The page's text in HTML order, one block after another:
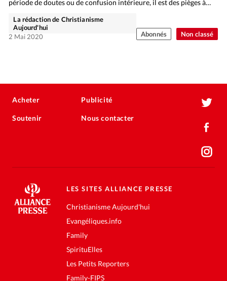
Non classé
période de doutes ou de confusion intérieure, il est des pièges à…
La rédaction de Christianisme
Aujourd'hui
2 Mai 2020
Abonnés
Acheter
Soutenir
Publicité
Nous contacter
LES SITES ALLIANCE PRESSE
Christianisme Aujourd'hui
Evangéliques.info
Family
SpirituElles
Les Petits Reporters
Family-FIPS